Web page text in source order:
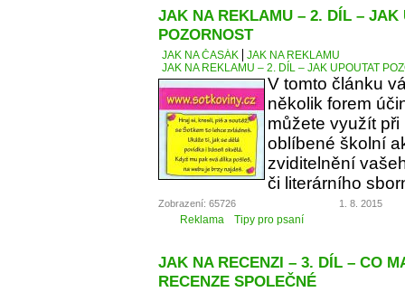
JAK NA REKLAMU – 2. DÍL – JAK
POZORNOST
JAK NA ČASÁK
JAK NA REKLAMU
JAK NA REKLAMU – 2. DÍL – JAK UPOUTAT
V tomto článku
několik forem
můžete využít
oblíbené školní
zviditelnění
či literárního
Zobrazení: 65726 1. 8. 2015
Reklama Tipy pro psaní
JAK NA RECENZI – 3. DÍL – CO
RECENZE SPOLEČNÉ